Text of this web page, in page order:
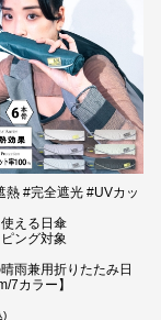
熱 #完全遮光 #UVカッ
える日傘
ング対象
雨兼用折りたたみ日
7カラー】
)